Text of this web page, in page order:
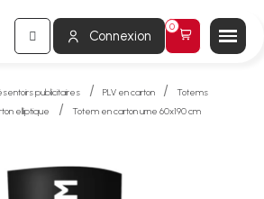
Connexion
publicitaires PLV en carton
Totems
elliptique Totem en carton urne 60x190 cm